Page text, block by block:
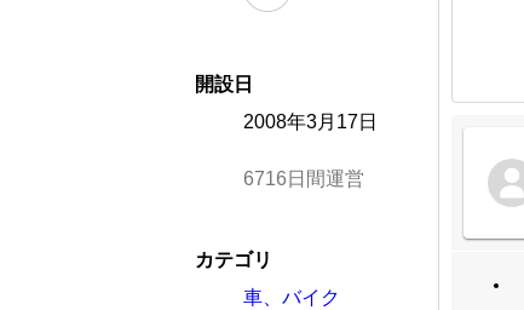
開設日
2008年3月17日
6716日間運営
カテゴリ
車、バイク